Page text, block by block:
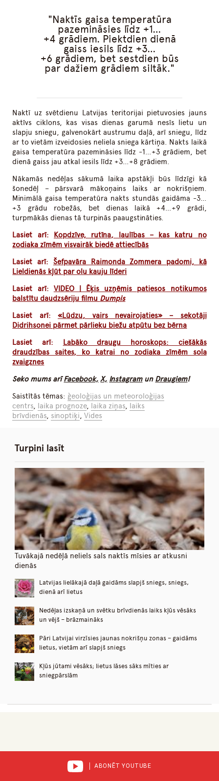
Naktīs gaisa temperatūra
pazemināsies līdz +1…
+4 grādiem. Piektdien dienā
gaiss iesils līdz +3…
+6 grādiem, bet sestdien būs
par dažiem grādiem siltāk.
Naktī uz svētdienu Latvijas teritorijai pietuvosies jauns
aktīvs ciklons, kas visas dienas garumā nesīs lietu un
slapju sniegu, galvenokārt austrumu daļā, arī sniegu, līdz
ar to vietām izveidosies neliela sniega kārtiņa. Nakts laikā
gaisa temperatūra pazemināsies līdz -1…+3 grādiem, bet
dienā gaiss jau atkal iesils līdz +3…+8 grādiem.
Nākamās nedēļas sākumā laika apstākļi būs līdzīgi kā
šonedēļ – pārsvarā mākoņains laiks ar nokrišņiem.
Minimālā gaisa temperatūra nakts stundās gaidāma -3…
+3 grādu robežās, bet dienas laikā +4…+9 grādi,
turpmākās dienas tā turpinās paaugstināties.
Lasiet arī:
Kopdzīve, rutīna, laulības – kas katru no
zodiaka zīmēm visvairāk biedē attiecībās
Lasiet arī: Šefpavāra Raimonda Zommera padomi, kā
Lieldienās kļūt par olu kauju līderi
Lasiet arī: VIDEO | Ēķis uzņēmis patiesos notikumos
balstītu daudzsēriju filmu Dumpis
Lasiet arī:«Lūdzu, vairs nevairojaties» – sekotāji
Didrihsonei pārmet pārlieku biežu atpūtu bez bērna
Lasiet arī:
Labāko draugu horoskops: ciešākās
draudzības saites, ko katrai no zodiaka zīmēm sola
zvaigznes
Seko mums arīFacebook, X, Instagramun Draugiem!
Saistītās tēmas: ģeoloģijas un meteoroloģijas
centrs, laika prognoze, laika ziņas, laiks
brīvdienās, sinoptiķi,Vides
Turpini lasīt
Tuvākajā nedēļā neliels sals naktīs mīsies ar atkusni
dienās
Latvijas lielākajā daļā gaidāms slapjš sniegs, sniegs,
dienā arī lietus
Nedēļas izskaņā un svētku brīvdienās laiks kļūs vēsāks
un vējš – brāzmaināks
Pāri Latvijai virzīsies jaunas nokrišņu zonas – gaidāms
lietus, vietām arī slapjš sniegs
Kļūs jūtami vēsāks; lietus lāses sāks mīties ar
sniegpārslām
ABONĒT YOUTUBE